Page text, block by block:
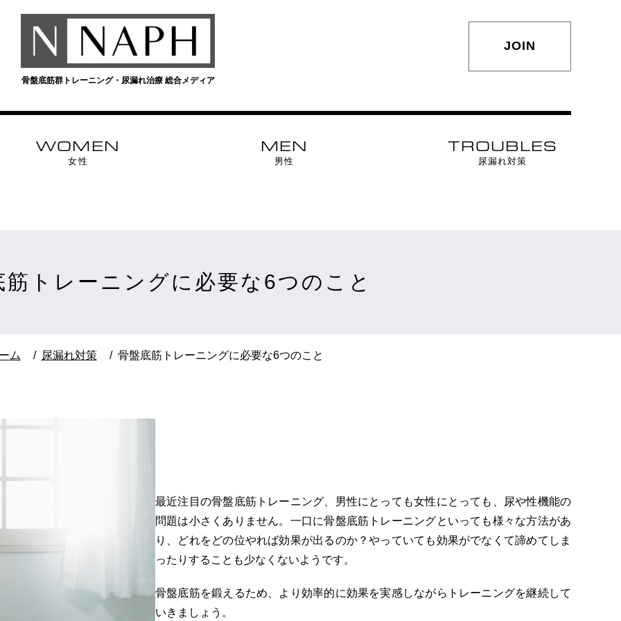
骨盤底筋群トレーニング・尿漏れ治療 総合メディア
JOIN
WOMEN
女性
MEN
男性
TROUBLES
尿漏れ対策
筋トレーニングに必要な6つのこと
ム 尿漏れ対策 骨盤底筋トレーニングに必要な6つのこと
最近注目の骨盤底筋トレーニング、男性にとっても女性にとっても、尿や性機能の
問題は小さくありません。一口に骨盤底筋トレーニングといっても様々な方法があ
り、どれをどの位やれば効果が出るのか？やっていても効果がでなくて諦めてしま
ったりすることも少なくないようです。
骨盤底筋を鍛えるため、より効率的に効果を実感しながらトレーニングを継続して
いきましょう。